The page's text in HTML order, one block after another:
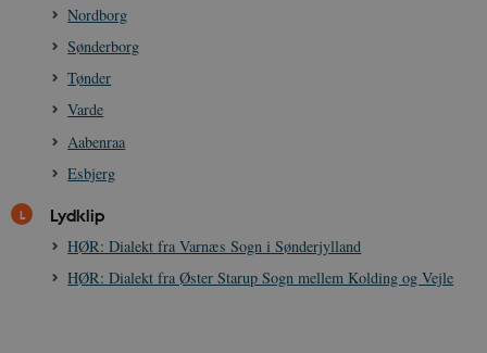
Nordborg
Sønderborg
Tønder
Varde
Aabenraa
Esbjerg
Lydklip
HØR: Dialekt fra Varnæs Sogn i Sønderjylland
HØR: Dialekt fra Øster Starup Sogn mellem Kolding og Vejle
.nr-data.net